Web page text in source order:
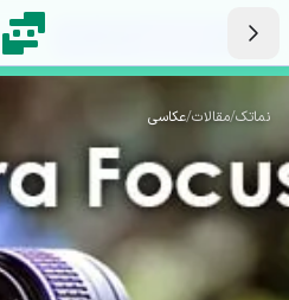
نماتک/مقالات/عکاسی